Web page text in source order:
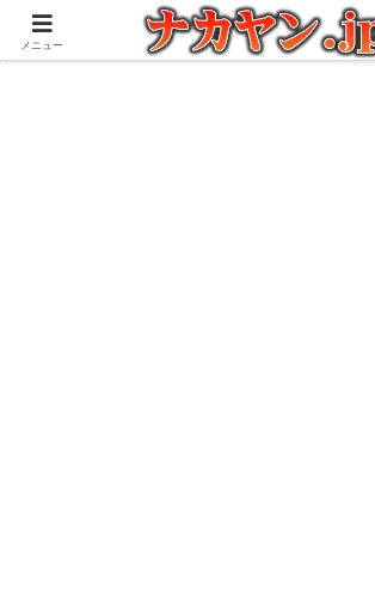
アウトドアとガジェット好きな管理人の愉快な
メニュー